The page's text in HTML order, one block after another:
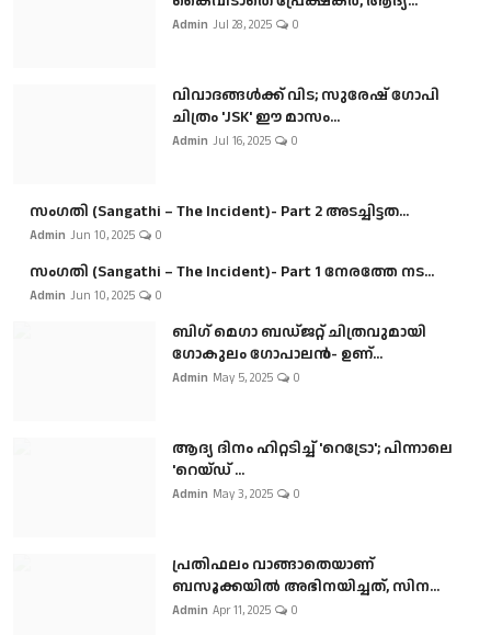
Admin Jul 28, 2025 0
വിവാദങ്ങൾക്ക് വിട; സുരേഷ് ഗോപി
ചിത്രം 'JSK' ഈ മാസം...
Admin Jul 16, 2025 0
സംഗതി (Sangathi – The Incident)- Part 2 അടച്ചിട്ടത...
Admin Jun 10, 2025 0
സംഗതി (Sangathi – The Incident)- Part 1 നേരത്തേ നട...
Admin Jun 10, 2025 0
ബി​ഗ് മെഗാ ബഡ്ജറ്റ് ചിത്രവുമായി
ഗോകുലം ഗോപാലൻ- ഉണ്...
Admin May 5, 2025 0
ആദ്യ ദിനം ഹിറ്റടിച്ച് 'റെട്രോ'; പിന്നാലെ
'റെയ്ഡ് ...
Admin May 3, 2025 0
പ്രതിഫലം വാങ്ങാതെയാണ്
ബസൂക്കയില്‍ അഭിനയിച്ചത്, സിന...
Admin Apr 11, 2025 0